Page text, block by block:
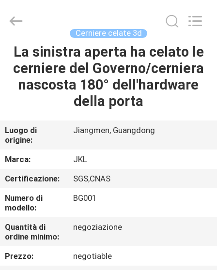
CASA
PRODOTTI
NOI
GIRO
DELLA
FABBRICA
CONTROLLO
DI
QUALITÀ
Co.,Ltd.
Developed
Cerniere celate 3d
La sinistra aperta ha celato le
cerniere del Governo/cerniera
nascosta 180° dell'hardware
della porta
Luogo di
origine:
Jiangmen, Guangdong
Marca:
JKL
Certificazione:
SGS,CNAS
Numero di
modello:
BG001
Quantità di
ordine minimo:
negoziazione
Prezzo:
negotiable